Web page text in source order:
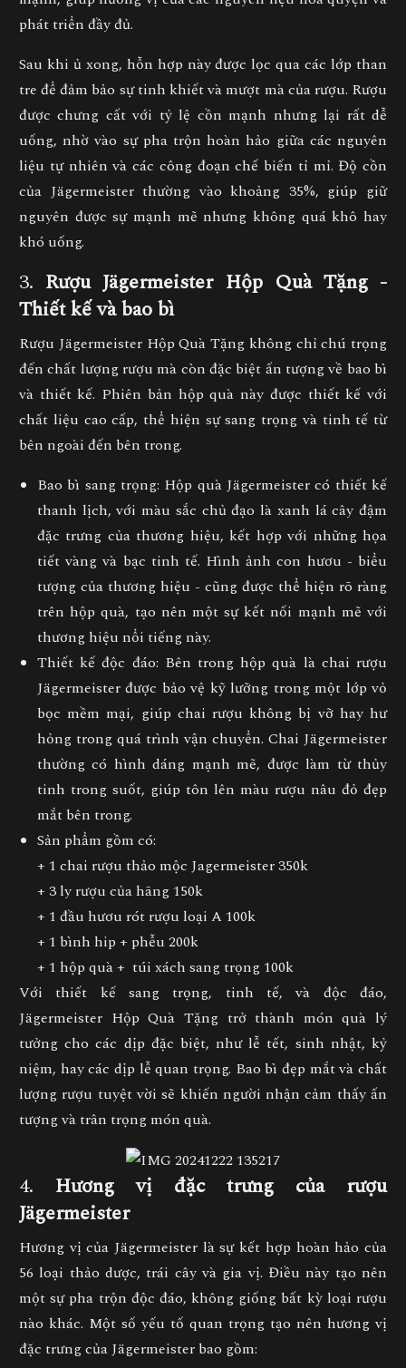
phát triển đầy đủ.
Sau khi ủ xong, hỗn hợp này được lọc qua các lớp than
tre để đảm bảo sự tinh khiết và mượt mà của rượu. Rượu
được chưng cất với tỷ lệ cồn mạnh nhưng lại rất dễ
uống, nhờ vào sự pha trộn hoàn hảo giữa các nguyên
liệu tự nhiên và các công đoạn chế biến tỉ mỉ. Độ cồn
của Jägermeister thường vào khoảng 35%, giúp giữ
nguyên được sự mạnh mẽ nhưng không quá khô hay
khó uống.
3. Rượu Jägermeister Hộp Quà Tặng -
Thiết kế và bao bì
Rượu Jägermeister Hộp Quà Tặng không chỉ chú trọng
đến chất lượng rượu mà còn đặc biệt ấn tượng về bao bì
và thiết kế. Phiên bản hộp quà này được thiết kế với
chất liệu cao cấp, thể hiện sự sang trọng và tinh tế từ
bên ngoài đến bên trong.
Bao bì sang trọng: Hộp quà Jägermeister có thiết kế
thanh lịch, với màu sắc chủ đạo là xanh lá cây đậm
đặc trưng của thương hiệu, kết hợp với những họa
tiết vàng và bạc tinh tế. Hình ảnh con hươu - biểu
tượng của thương hiệu - cũng được thể hiện rõ ràng
trên hộp quà, tạo nên một sự kết nối mạnh mẽ với
thương hiệu nổi tiếng này.
Thiết kế độc đáo: Bên trong hộp quà là chai rượu
Jägermeister được bảo vệ kỹ lưỡng trong một lớp vỏ
bọc mềm mại, giúp chai rượu không bị vỡ hay hư
hỏng trong quá trình vận chuyển. Chai Jägermeister
thường có hình dáng mạnh mẽ, được làm từ thủy
tinh trong suốt, giúp tôn lên màu rượu nâu đỏ đẹp
mắt bên trong.
Sản phẩm gồm có:
+ 1 chai rượu thảo mộc Jagermeister 350k
+ 3 ly rượu của hãng 150k
+ 1 đầu hươu rót rượu loại A 100k
+ 1 bình hip + phễu 200k
+ 1 hộp quà + túi xách sang trọng 100k
Với thiết kế sang trọng, tinh tế, và độc đáo,
Jägermeister Hộp Quà Tặngtrở thành món quà lý
tưởng cho các dịp đặc biệt, như lễ tết, sinh nhật, kỷ
niệm, hay các dịp lễ quan trọng. Bao bì đẹp mắt và chất
lượng rượu tuyệt vời sẽ khiến người nhận cảm thấy ấn
tượng và trân trọng món quà.
4. Hương vị đặc trưng của rượu
Jägermeister
Hương vị của Jägermeister là sự kết hợp hoàn hảo của
56 loại thảo dược, trái cây và gia vị. Điều này tạo nên
một sự pha trộn độc đáo, không giống bất kỳ loại rượu
nào khác. Một số yếu tố quan trọng tạo nên hương vị
đặc trưng của Jägermeister bao gồm: